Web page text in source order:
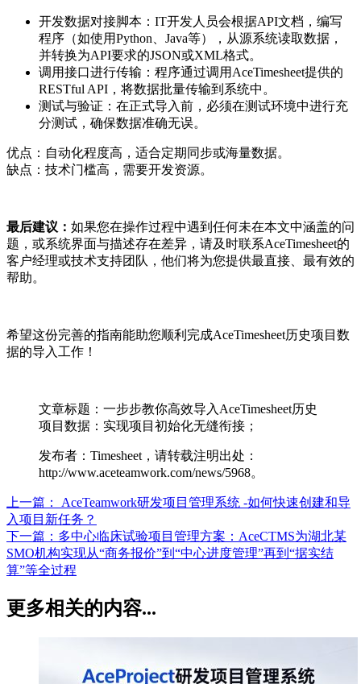
开发数据对接脚本：IT开发人员会根据API文档，编写
程序（如使用Python、Java等），从源系统读取数据，
并转换为API要求的JSON或XML格式。
调用接口进行传输：程序通过调用AceTimesheet提供的
RESTful API，将数据批量传输到系统中。
测试与验证：在正式导入前，必须在测试环境中进行充
分测试，确保数据准确无误。
优点：自动化程度高，适合定期同步或海量数据。
缺点：技术门槛高，需要开发资源。
最后建议： 如果您在操作过程中遇到任何未在本文中涵盖的问
题，或系统界面与描述存在差异，请及时联系AceTimesheet的
客户经理或技术支持团队，他们将为您提供最直接、最有效的
帮助。
希望这份完善的指南能助您顺利完成AceTimesheet历史项目数
据的导入工作！
文章标题：一步步教你高效导入AceTimesheet历史
项目数据：实现项目初始化无缝衔接；
发布者：Timesheet，请转载注明出处：
http://www.aceteamwork.com/news/5968。
上一篇： AceTeamwork研发项目管理系统 -如何快速创建和导
入项目新任务？
下一篇： 多中心临床试验项目管理方案：AceCTMS为湖北某
SMO机构实现从“商务报价”到“中心进度管理”再到“据实结
算”等全过程
更多相关的内容...